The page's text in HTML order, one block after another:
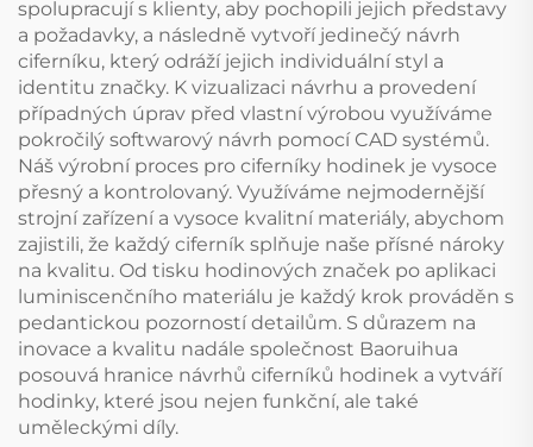
spolupracují s klienty, aby pochopili jejich představy
a požadavky, a následně vytvoří jedinečý návrh
ciferníku, který odráží jejich individuální styl a
identitu značky. K vizualizaci návrhu a provedení
případných úprav před vlastní výrobou využíváme
pokročilý softwarový návrh pomocí CAD systémů.
Náš výrobní proces pro ciferníky hodinek je vysoce
přesný a kontrolovaný. Využíváme nejmodernější
strojní zařízení a vysoce kvalitní materiály, abychom
zajistili, že každý ciferník splňuje naše přísné nároky
na kvalitu. Od tisku hodinových značek po aplikaci
luminiscenčního materiálu je každý krok prováděn s
pedantickou pozorností detailům. S důrazem na
inovace a kvalitu nadále společnost Baoruihua
posouvá hranice návrhů ciferníků hodinek a vytváří
hodinky, které jsou nejen funkční, ale také
uměleckými díly.